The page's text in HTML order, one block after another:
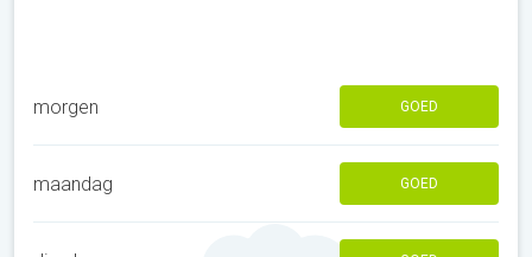
morgen GOED
maandag GOED